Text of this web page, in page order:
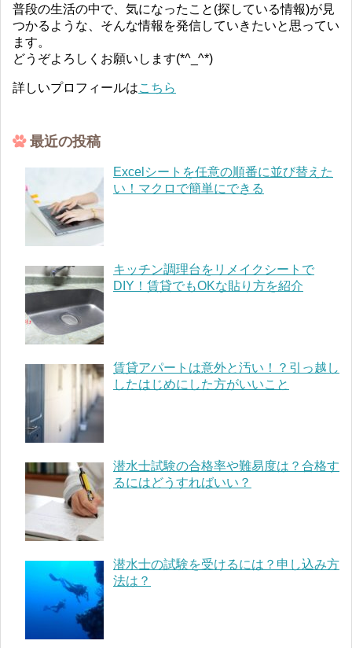
普段の生活の中で、気になったこと(探している情報)が見
つかるような、そんな情報を発信していきたいと思ってい
ます。
どうぞよろしくお願いします(*^_^*)
詳しいプロフィールはこちら
最近の投稿
Excelシートを任意の順番に並び替えた
い！マクロで簡単にできる
キッチン調理台をリメイクシートで
DIY！賃貸でもOKな貼り方を紹介
賃貸アパートは意外と汚い！？引っ越し
したはじめにした方がいいこと
潜水士試験の合格率や難易度は？合格す
るにはどうすればいい？
潜水士の試験を受けるには？申し込み方
法は？